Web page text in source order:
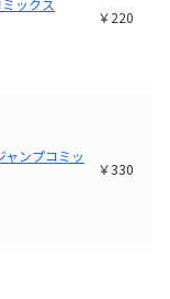
ックス
￥220
ャンプコミッ
￥330